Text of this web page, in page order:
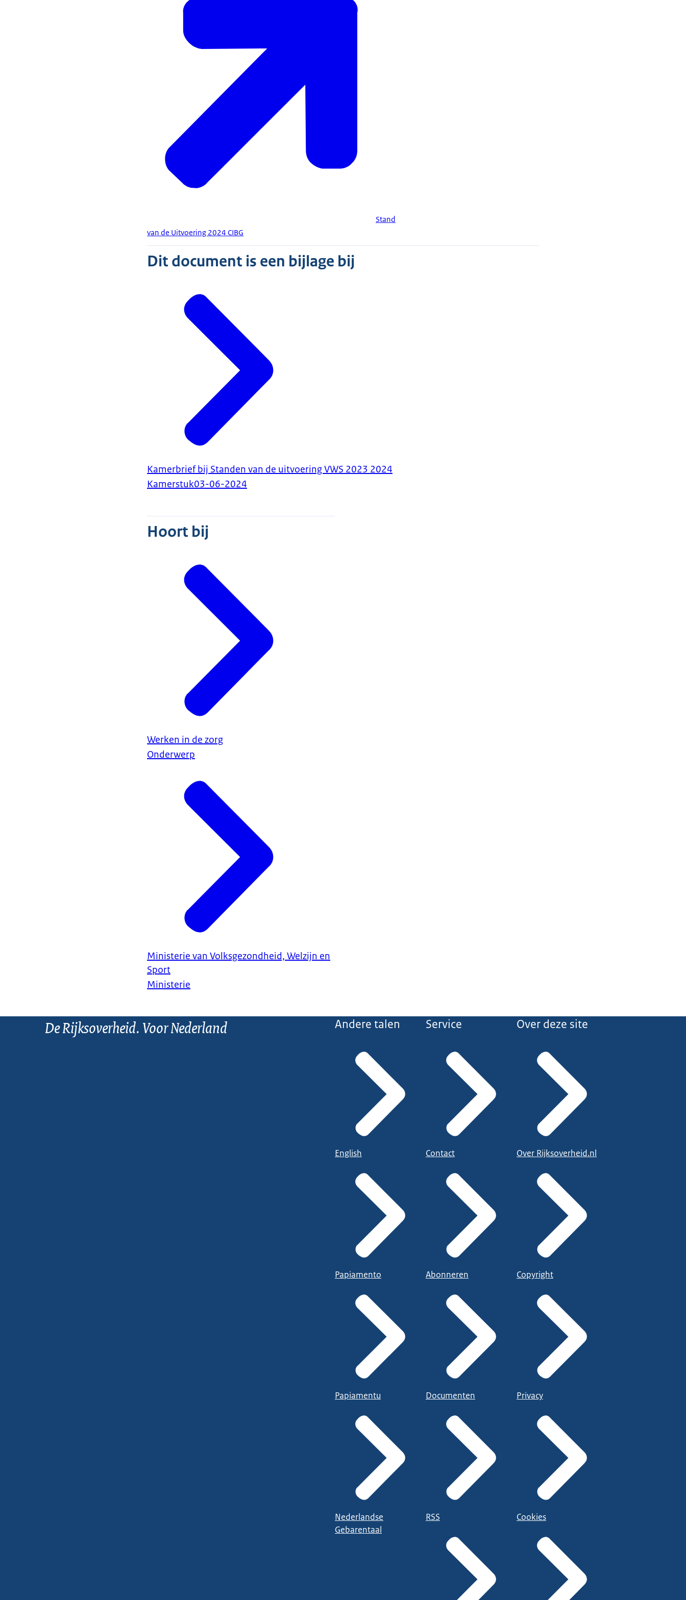
Stand
van de Uitvoering 2024 CIBG
Dit document is een bijlage bij
Kamerbrief bij Standen van de uitvoering VWS 2023 2024
Kamerstuk03-06-2024
Hoort bij
Werken in de zorg
Onderwerp
Ministerie van Volksgezondheid, Welzijn en
Sport
Ministerie
De Rijksoverheid. Voor Nederland Andere talen
English
Papiamento
Papiamentu
Nederlandse
Gebarentaal
Service
Contact
Abonneren
Documenten
RSS
Over deze site
Over Rijksoverheid.nl
Copyright
Privacy
Cookies